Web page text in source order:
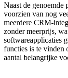
Naast de
voorzien van nog
meerdere CRM-
zonder meerprijs,
softwareapplicaties
functies is te vinden
aantal belangrijke